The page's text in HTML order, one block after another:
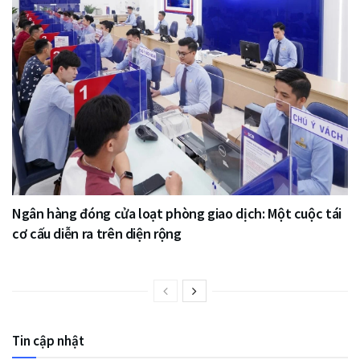
Ngân hàng đóng cửa loạt phòng giao dịch: Một cuộc tái
cơ cấu diễn ra trên diện rộng
Tin cập nhật